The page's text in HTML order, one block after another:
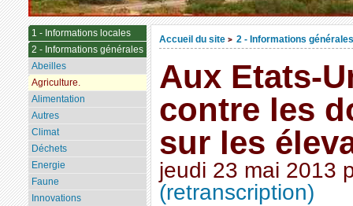
Accueil du site > 2 - Informations générales
Aux Etats-
contre les
sur les
jeudi 23 mai 2013
(retranscription)
1 - Informations locales
2 - Informations générales
Abeilles
Agriculture.
Alimentation
Autres
Climat
Déchets
Energie
Faune
Innovations